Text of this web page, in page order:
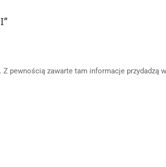
pewnością zawarte tam informacje przydadzą